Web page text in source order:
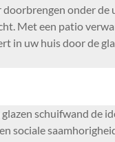
onder de
Met een patio
in uw huis door de
schuifwand de
sociale